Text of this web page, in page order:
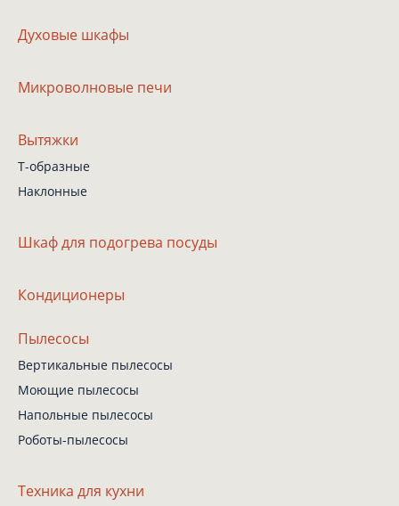
Духовые шкафы
Микроволновые печи
Вытяжки
Т-образные
Наклонные
Шкафдля подогрева посуды
Кондиционеры
Пылесосы
Вертикальные пылесосы
Моющие пылесосы
Напольные пылесосы
Роботы-пылесосы
Техника для кухни